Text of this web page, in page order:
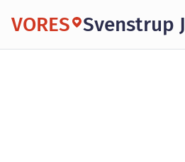
VORES Svenstrup J